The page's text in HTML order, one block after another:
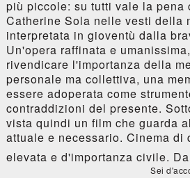
più piccole: su tutti vale la pena
Catherine Sola nelle vesti della
interpretata in gioventù dalla
Un'opera raffinata e
rivendicare l'importanza della
personale ma collettiva, una
essere adoperata come
contraddizioni del presente.
vista quindi un film che guarda
attuale e necessario. Cinema di
elevata e d'importanza civile.
Sei